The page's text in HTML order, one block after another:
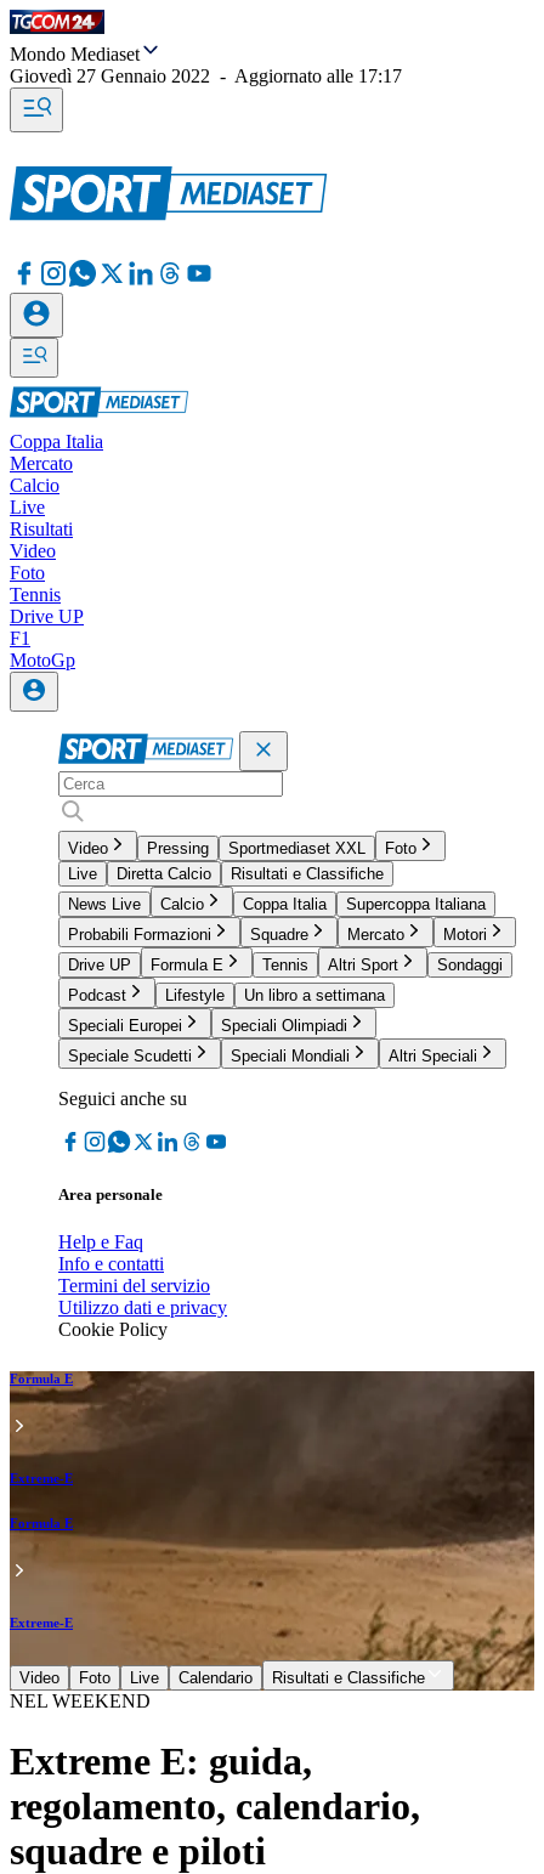
Mondo Mediaset
Giovedì 27 Gennaio 2022 - Aggiornato alle 17:17
Coppa Italia
Mercato
Calcio
Live
Risultati
Video
Foto
Tennis
Drive UP
F1
MotoGp
Video Pressing Sportmediaset XXL
Foto
Live
Diretta Calcio
Risultati e Classifiche
News Live
Calcio Coppa Italia
Supercoppa Italiana
Probabili Formazioni
Squadre Mercato
Motori
Drive UP
Formula E Tennis Altri Sport
Sondaggi
Podcast
Lifestyle
Un libro a settimana
Speciali Europei
Speciali Olimpiadi
Speciale Scudetti
Speciali Mondiali Altri Speciali
Seguici anche su
Area personale
Help e Faq
Info e contatti
Termini del servizio
Utilizzo dati e privacy
Cookie Policy
Formula E
Extreme-E
Formula E
Extreme-E
Video Foto Live Calendario Risultati e Classifiche
NEL WEEKEND
Extreme E: guida,
regolamento, calendario,
squadre e piloti